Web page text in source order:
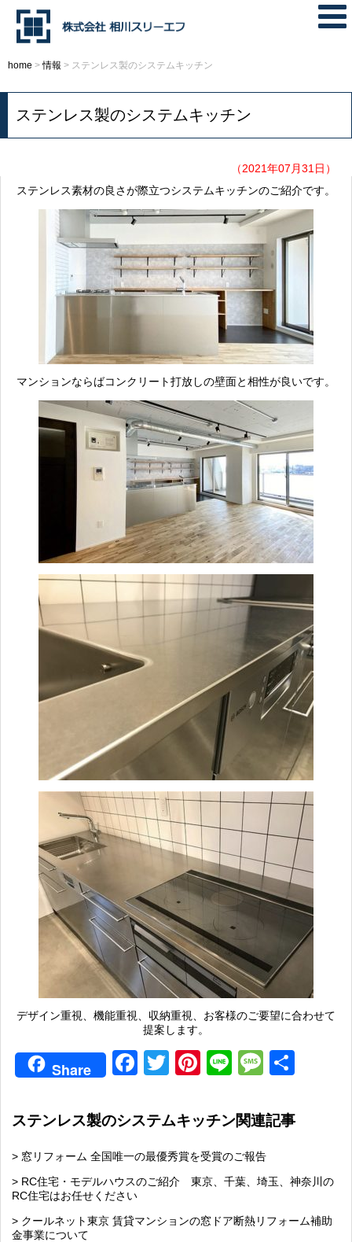
home >情報 > ステンレス製のシステムキッチン
ステンレス製のシステムキッチン
（2021年07月31日）
ステンレス素材の良さが際立つシステムキッチンのご紹介です。
マンションならばコンクリート打放しの壁面と相性が良いです。
デザイン重視、機能重視、収納重視、お客様のご要望に合わせて
提案します。
Share Facebook
TwitterPinterest
Line
ステンレス製のシステムキッチン関連記事
> 窓リフォーム 全国唯一の最優秀賞を受賞のご報告
> RC住宅・モデルハウスのご紹介 東京、千葉、埼玉、神奈川の
RC住宅はお任せください
> クールネット東京 賃貸マンションの窓ドア断熱リフォーム補助
金事業について